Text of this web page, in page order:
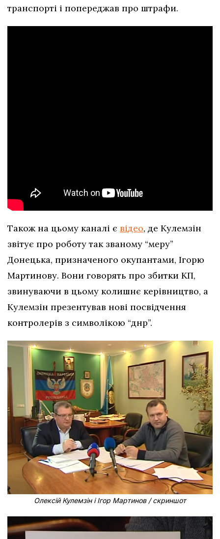
транспорті і попереджав про штрафи.
Також на цьому каналі є відео, де Кулемзін
звітує про роботу так званому “меру”
Донецька, призначеного окупантами, Ігорю
Мартинову. Вони говорять про збитки КП,
звинуваючи в цьому колишнє керівництво, а
Кулемзін презентував нові посвідчення
контролерів з символікою “днр”.
Олексій Кулемзін і Ігор Мартинов / скриншот